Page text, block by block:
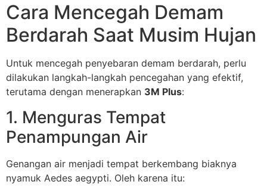
Cara Mencegah Demam
Berdarah Saat Musim Hujan
Untuk mencegah penyebaran demam berdarah, perlu
dilakukan langkah-langkah pencegahan yang efektif,
terutama dengan menerapkan 3M Plus:
1. Menguras Tempat
Penampungan Air
Genangan air menjadi tempat berkembang biaknya
nyamuk Aedes aegypti. Oleh karena itu: